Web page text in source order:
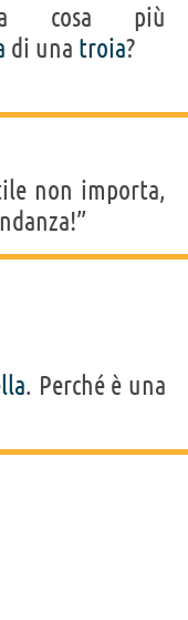
cosa più
di una troia?
non importa,
. Perché è una